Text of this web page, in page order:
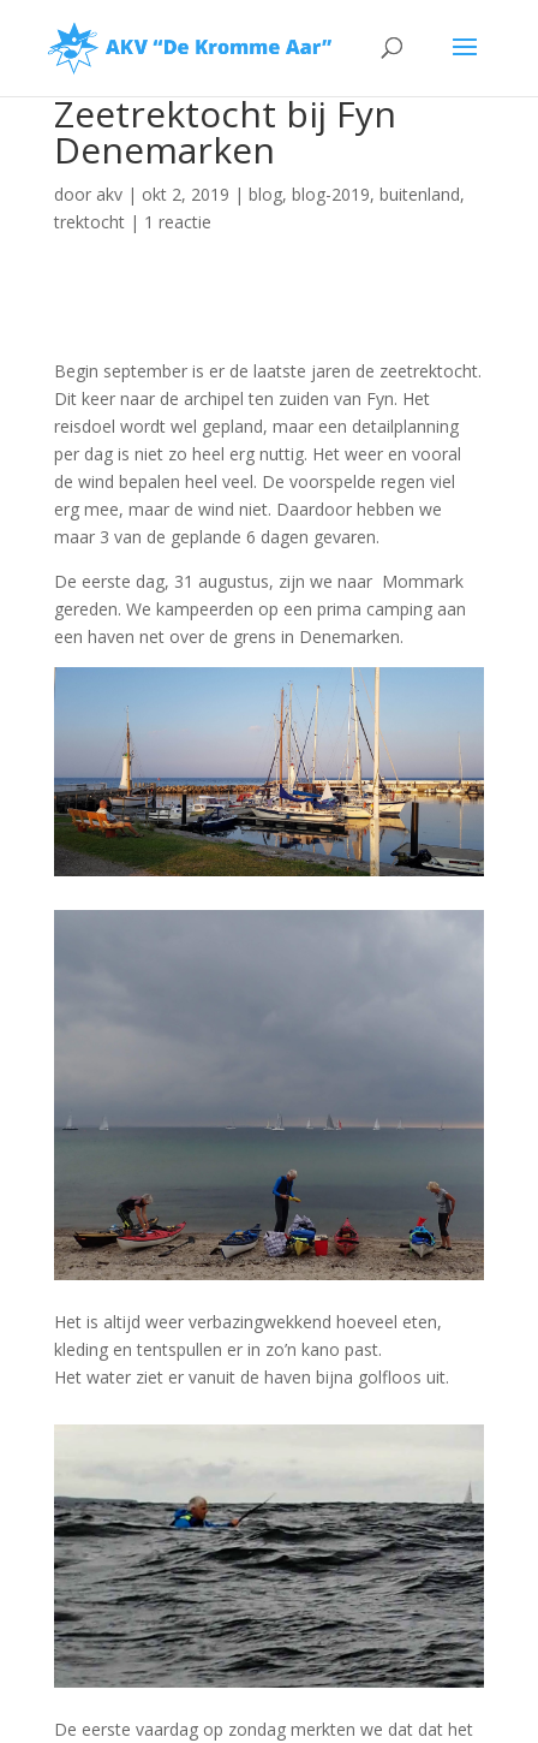
Zeetrektocht bij Fyn
Denemarken
door akv| okt 2, 2019 | blog, blog-2019, buitenland,
trektocht| 1 reactie
Begin september is er de laatste jaren de zeetrektocht.
Dit keer naar de archipel ten zuiden van Fyn. Het
reisdoel wordt wel gepland, maar een detailplanning
per dag is niet zo heel erg nuttig. Het weer en vooral
de wind bepalen heel veel. De voorspelde regen viel
erg mee, maar de wind niet. Daardoor hebben we
maar 3 van de geplande 6 dagen gevaren.
De eerste dag, 31 augustus, zijn we naar Mommark
gereden. We kampeerden op een prima camping aan
een haven net over de grens in Denemarken.
Het is altijd weer verbazingwekkend hoeveel eten,
kleding en tentspullen er in zo’n kano past.
Het water ziet er vanuit de haven bijna golfloos uit.
De eerste vaardag op zondag merkten we dat dat het